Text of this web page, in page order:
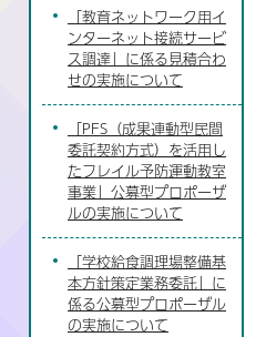
「教育ネットワーク用イ
ンターネット接続サービ
ス調達」に係る見積合わ
せの実施について
「PFS（成果連動型民間
委託契約方式）を活用し
たフレイル予防運動教室
事業」公募型プロポーザ
ルの実施について
「学校給食調理場整備基
本方針策定業務委託」に
係る公募型プロポーザル
の実施について